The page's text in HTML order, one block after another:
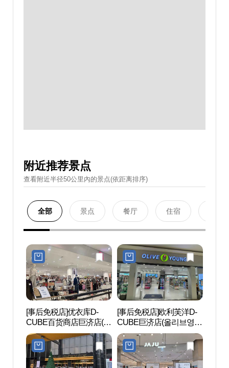
附近推荐景点
查看附近半径50公里內的景点(依距离排序)
全部 景点 餐厅 住宿
[事后免税店]优衣库D-
CUBE百货商店巨济店(유
니클로 디큐브거제백화
점)
[事后免税店]欧利芙洋D-
CUBE巨济店(올리브영
디큐브거제점)